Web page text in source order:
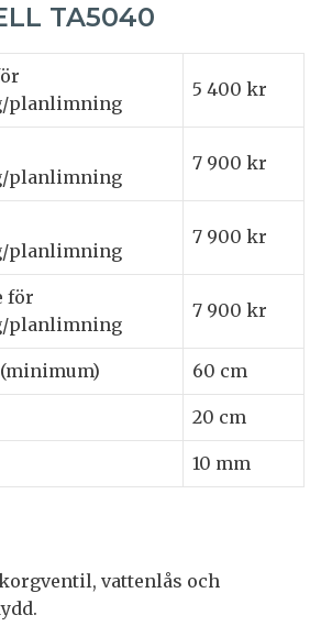
TA5040
planlimning
5 400 kr
planlimning
7 900 kr
planlimning
7 900 kr
för
planlimning
7 900 kr
60 cm
20 cm
10 mm
vattenlås och